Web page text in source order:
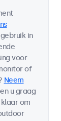
in
voor
of
Neem
u graag
om